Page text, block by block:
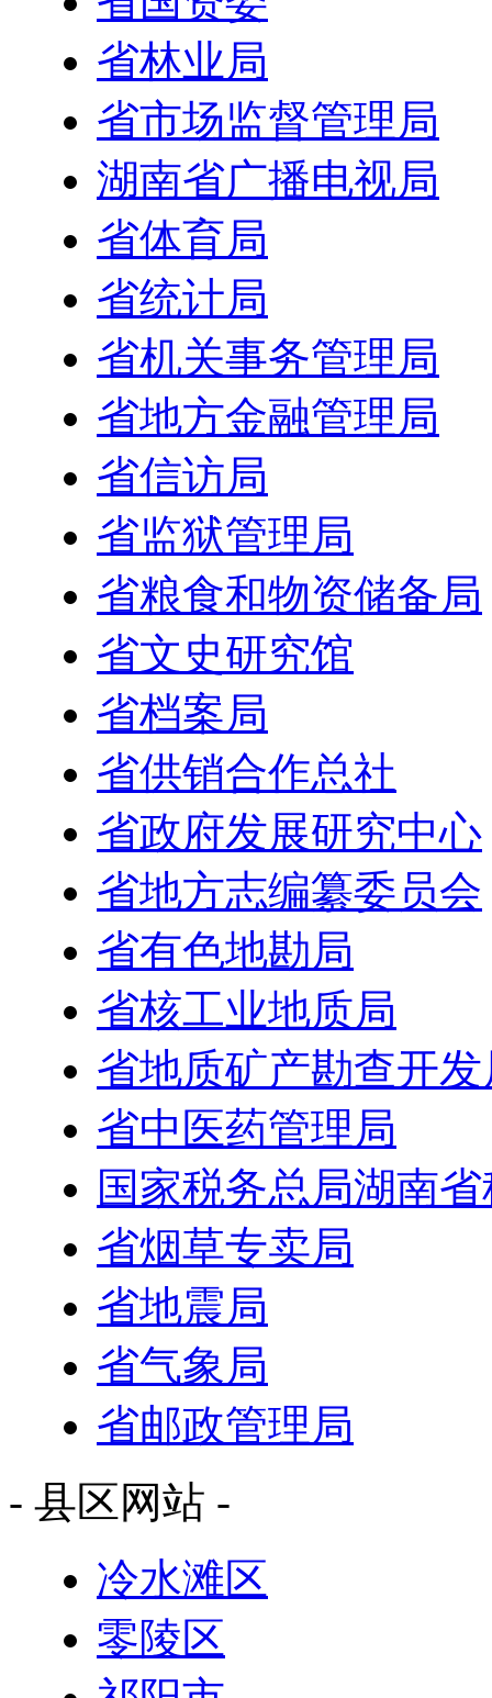
省林业局
省市场监督管理局
湖南省广播电视局
省体育局
省统计局
省机关事务管理局
省地方金融管理局
省信访局
省监狱管理局
省粮食和物资储备局
省文史研究馆
省档案局
省供销合作总社
省政府发展研究中心
省地方志编纂委员会
省有色地勘局
省核工业地质局
省地质矿产勘查开发
省中医药管理局
国家税务总局湖南
省烟草专卖局
省地震局
省气象局
省邮政管理局
- 县区网站 -
冷水滩区
零陵区